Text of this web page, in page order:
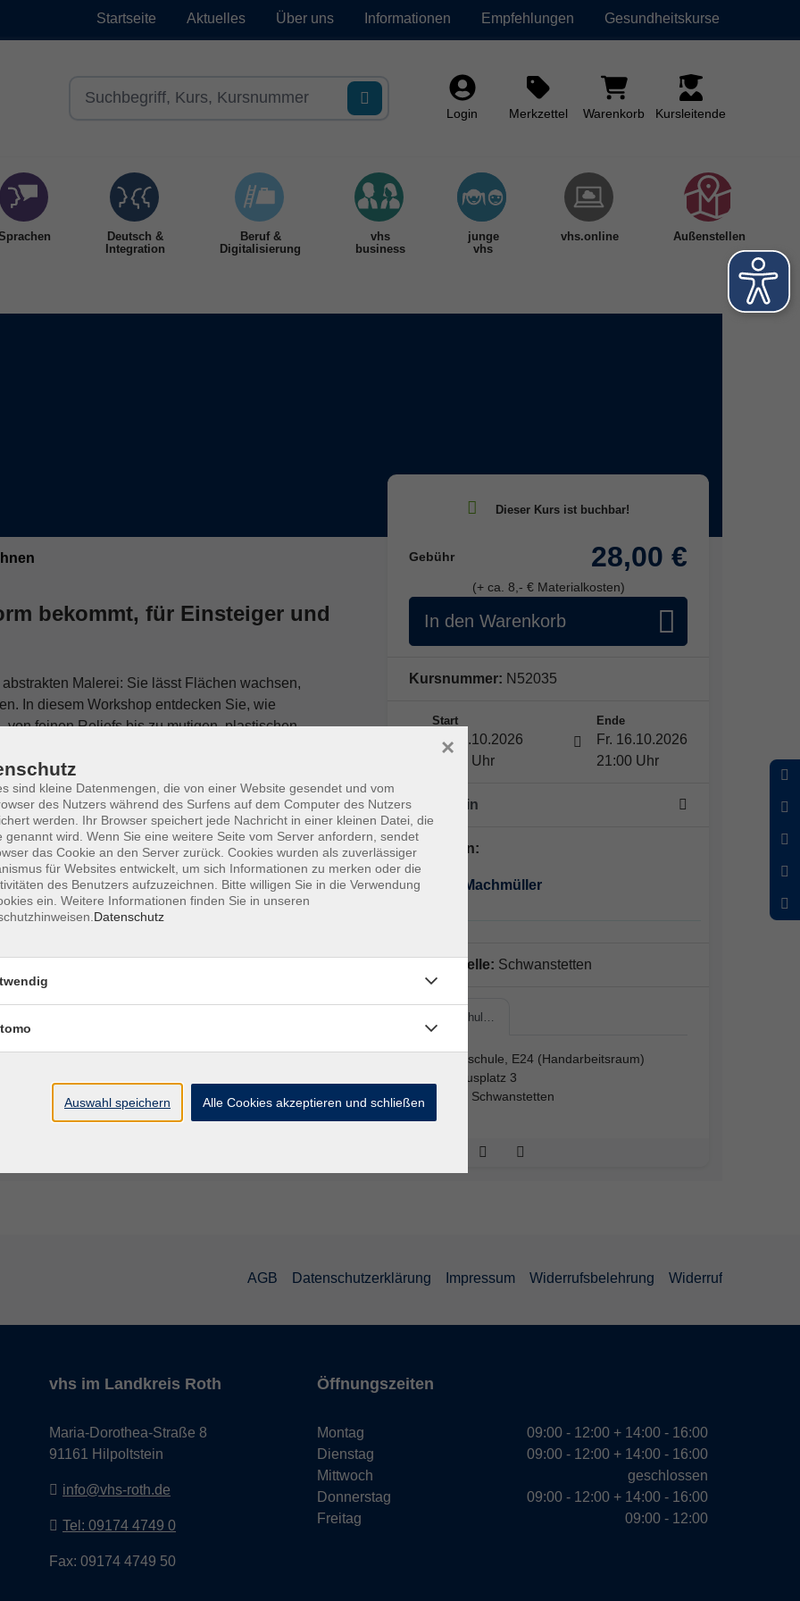
Startseite Aktuelles Über uns Informationen Empfehlungen Gesundheitskurse
Login Merkzettel Warenkorb Kursleitende
Deutsch &
Integration
Beruf &
Digitalisierung
vhs
business
junge
vhs
vhs.online Außenstellen
bekommt, für Einsteiger und
Malerei: Sie lässt Flächen wachsen,
In diesem Workshop entdecken Sie, wie
feinen Reliefs bis zu mutigen, plastischen
Pasten, Werkzeugen und Techniken, die
Schritt für Schritt entstehen Werke, in denen Licht,
Leinwand ihre ganz eigene Geschichte erzählt.
wird zu Beginn des Workshops erhoben.
darf. Für den Transport 3 Kartons oder 3
Leinwände nicht aufeinander liegen.
Gebühr 28,00 €
(+ ca. 8,- € Materialkosten)
In den Warenkorb
Kursnummer: N52035
Start
Fr. 16.10.2026
18:00 Uhr
Ende
Fr. 16.10.2026
21:00 Uhr
1 x Termin
Dozent*in:
Patricia Machmüller
Außenstelle: Schwanstetten
Grundschul…
Grundschule, E24 (Handarbeitsraum)
Rathausplatz 3
90596 Schwanstetten
AGB Datenschutzerklärung Impressum Widerrufsbelehrung Widerruf
vhs im Landkreis Roth
Maria-Dorothea-Straße 8
91161 Hilpoltstein
info@vhs-roth.de
Tel: 09174 4749 0
Fax: 09174 4749 50
Öffnungszeiten
Montag
Dienstag
Mittwoch
Donnerstag
Freitag
09:00 - 12:00 + 14:00 - 16:00
09:00 - 12:00 + 14:00 - 16:00
geschlossen
09:00 - 12:00 + 14:00 - 16:00
09:00 - 12:00
sind kleine Datenmengen, die von einer Website gesendet und vom
des Nutzers während des Surfens auf dem Computer des Nutzers
werden. Ihr Browser speichert jede Nachricht in einer kleinen Datei, die
genannt wird. Wenn Sie eine weitere Seite vom Server anfordern, sendet
das Cookie an den Server zurück. Cookies wurden als zuverlässiger
für Websites entwickelt, um sich Informationen zu merken oder die
des Benutzers aufzuzeichnen. Bitte willigen Sie in die Verwendung
ein. Weitere Informationen finden Sie in unseren
Datenschutz
×
Auswahl speichern Alle Cookies akzeptieren und schließen